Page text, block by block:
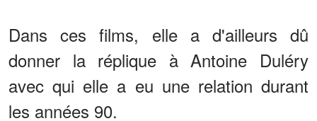
Dans ces films, elle a d'ailleurs dû
donner la réplique à Antoine Duléry
avec qui elle a eu une relation durant
les années 90.